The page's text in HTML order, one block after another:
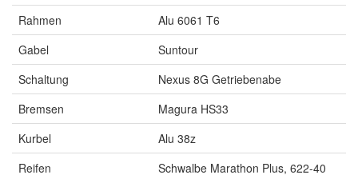
Rahmen
Alu 6061 T6
Gabel
Suntour
Schaltung
Nexus 8G Getriebenabe
Bremsen
Magura HS33
Kurbel
Alu 38z
Reifen
Schwalbe Marathon Plus, 622-40